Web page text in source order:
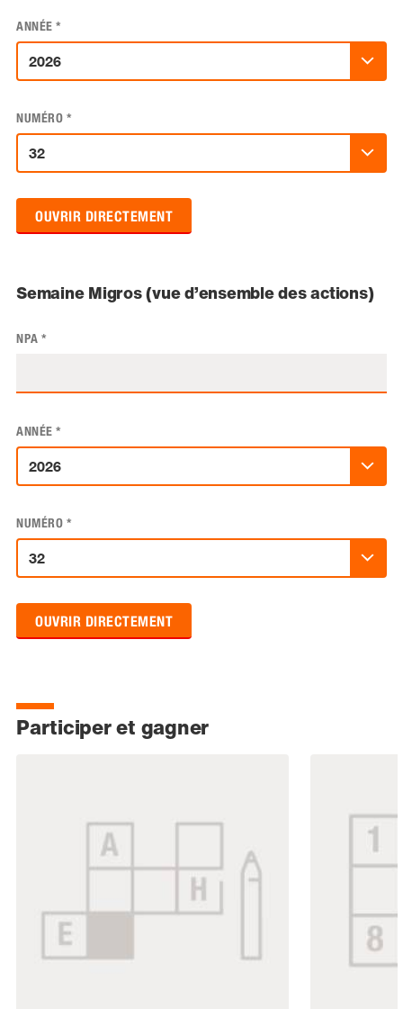
ANNÉE *
NUMÉRO *
OUVRIR DIRECTEMENT
Semaine Migros (vue d’ensemble des actions)
NPA *
ANNÉE *
NUMÉRO *
OUVRIR DIRECTEMENT
Participer et gagner